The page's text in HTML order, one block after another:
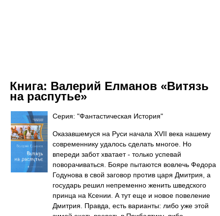
Книга: Валерий Елманов «Витязь
на распутье»
Серия: "Фантастическая История"
Оказавшемуся на Руси начала XVII века нашему
современнику удалось сделать многое. Но
впереди забот хватает - только успевай
поворачиваться. Бояре пытаются вовлечь Федора
Годунова в свой заговор против царя Дмитрия, а
государь решил непременно женить шведского
принца на Ксении. А тут еще и новое повеление
Дмитрия. Правда, есть варианты: либо уже этой